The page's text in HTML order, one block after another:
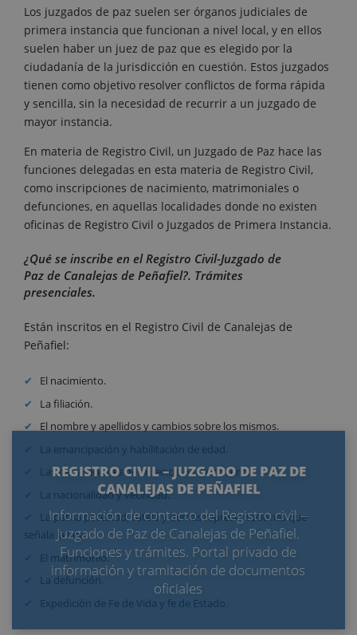
REGISTRO CIVIL – JUZGADO DE PAZ DE
CANALEJAS DE PEÑAFIEL
Información de contacto del Registro civil –
Juzgado de Paz de Canalejas de Peñafiel.
Funciones y trámites. Portal privado de
información y tramitación de documentos
oficiales
Los juzgados de paz suelen ser órganos judiciales de
primera instancia que funcionan a nivel local, y en ellos
suelen haber un juez de paz que es elegido por la
ciudadanía de la jurisdicción en cuestión. Estos juzgados
tienen como objetivo resolver conflictos de forma rápida
y sencilla, sin la necesidad de recurrir a un juzgado de
mayor instancia.
En materia de Registro Civil, un Juzgado de Paz hace las
funciones delegadas en esta materia de Registro Civil,
como inscripciones de nacimiento, matrimoniales o
defunciones, en aquellas localidades donde no existen
oficinas de Registro Civil o Juzgados de Primera Instancia.
¿Qué se inscribe en el Registro Civil-Juzgado de
Paz de Canalejas de Peñafiel?. Trámites
presenciales.
Están inscritos en el Registro Civil de Canalejas de
Peñafiel:
El nacimiento.
La filiación.
El nombre y apellidos y cambios sobre los mismos.
La emancipación y habilitación de edad.
Las declaraciones de ausencia o fallecimiento.
La nacionalidad y vecindad.
La patria potestad, tutela y demás representaciones que
señala la Ley.
El matrimonio.
La defunción.
Expedición de Fe de Vida y fe de Estado.